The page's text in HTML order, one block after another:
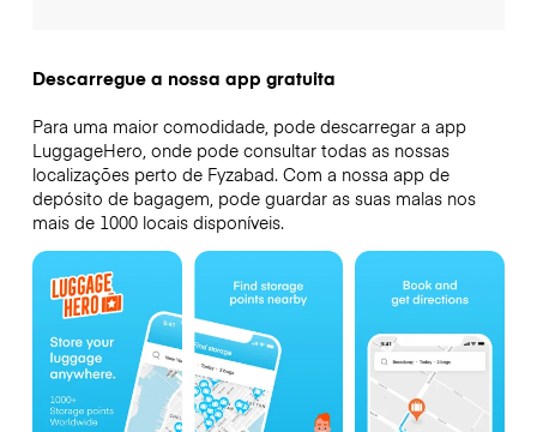
Descarregue a nossa app gratuita
Para uma maior comodidade, pode descarregar a app
LuggageHero, onde pode consultar todas as nossas
localizações perto de Fyzabad. Com a nossa app de
depósito de bagagem, pode guardar as suas malas nos
mais de 1000 locais disponíveis.